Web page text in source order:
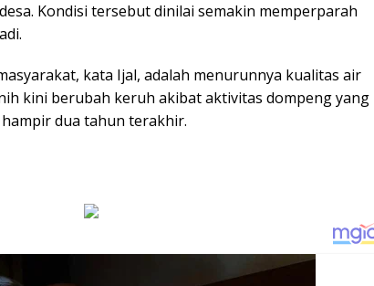
Kondisi tersebut dinilai semakin memperparah
kata Ijal, adalah menurunnya kualitas air
kini berubah keruh akibat aktivitas dompeng yang
dua tahun terakhir.